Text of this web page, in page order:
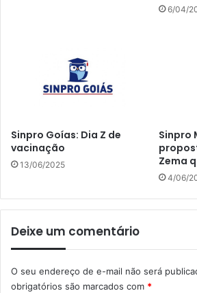
6/04/
Sinpro Goías: Dia Z de
vacinação
13/06/2025
Sinpro
Zema
4/06/
Deixe um comentário
O seu endereço de e-mail não será
obrigatórios são marcados com *